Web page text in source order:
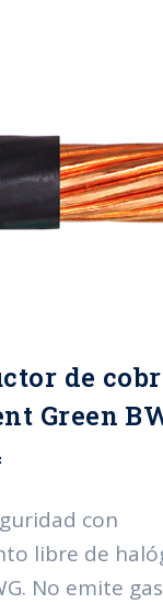
de
Green
con
libre de
No emite